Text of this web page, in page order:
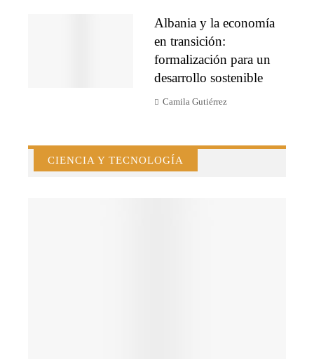
Albania y la economía
en transición:
formalización para un
desarrollo sostenible
Camila Gutiérrez
CIENCIA Y TECNOLOGÍA